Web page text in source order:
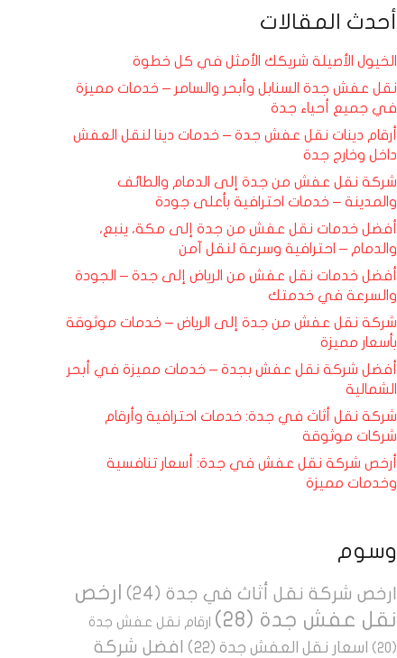
أحدث المقالات
الخيول الأصيلة شريكك الأمثل في كل خطوة
نقل عفش جدة السنابل وأبحر والسامر – خدمات مميزة
في جميع أحياء جدة
أرقام دينات نقل عفش جدة – خدمات دينا لنقل العفش
داخل وخارج جدة
شركة نقل عفش من جدة إلى الدمام والطائف
والمدينة – خدمات احترافية بأعلى جودة
أفضل خدمات نقل عفش من جدة إلى مكة، ينبع،
والدمام – احترافية وسرعة لنقل آمن
أفضل خدمات نقل عفش من الرياض إلى جدة – الجودة
والسرعة في خدمتك
شركة نقل عفش من جدة إلى الرياض – خدمات موثوقة
بأسعار مميزة
أفضل شركة نقل عفش بجدة – خدمات مميزة في أبحر
الشمالية
شركة نقل أثاث في جدة: خدمات احترافية وأرقام
شركات موثوقة
أرخص شركة نقل عفش في جدة: أسعار تنافسية
وخدمات مميزة
وسوم
ارخص شركة نقل أثاث في جدة(24)
ارخص
نقل عفش جدة (28)
ارقام نقل عفش جدة
(20)
اسعار نقل العفش جدة(22)
افضل شركة